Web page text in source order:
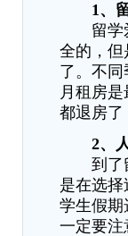
1、
留学爱
全的，但
了。不
月租房
都退房了
2、
到了留
是在选
学生假期
一定要注